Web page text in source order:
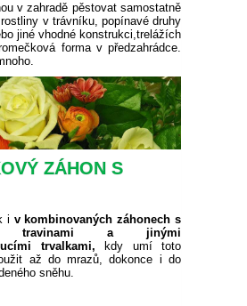
LETNIČEK
STROMŮ
TRVALEK
ZELENINY
ZELENINA
LUČNÍCH KVĚTŮ
KLASICKÉ
CIBULOVINY
MUŠKÁTY
A ZELENINA
ROSTLINY
BOROVICE
STROMY
JAVORY
STROMY
KEŘE
KEŘE DO STÍNU
JAHODY
DŘEVINY
OVOCE
%
v zahradě pěstovat samostatně
v trávníku, popínavé druhy
jiné vhodné konstrukci,trelážích
forma v předzahrádce.
ZÁHON S
i v kombinovaných záhonech s
travinami a jinými
trvalkami, kdy umí toto
až do mrazů, dokonce i do
sněhu.